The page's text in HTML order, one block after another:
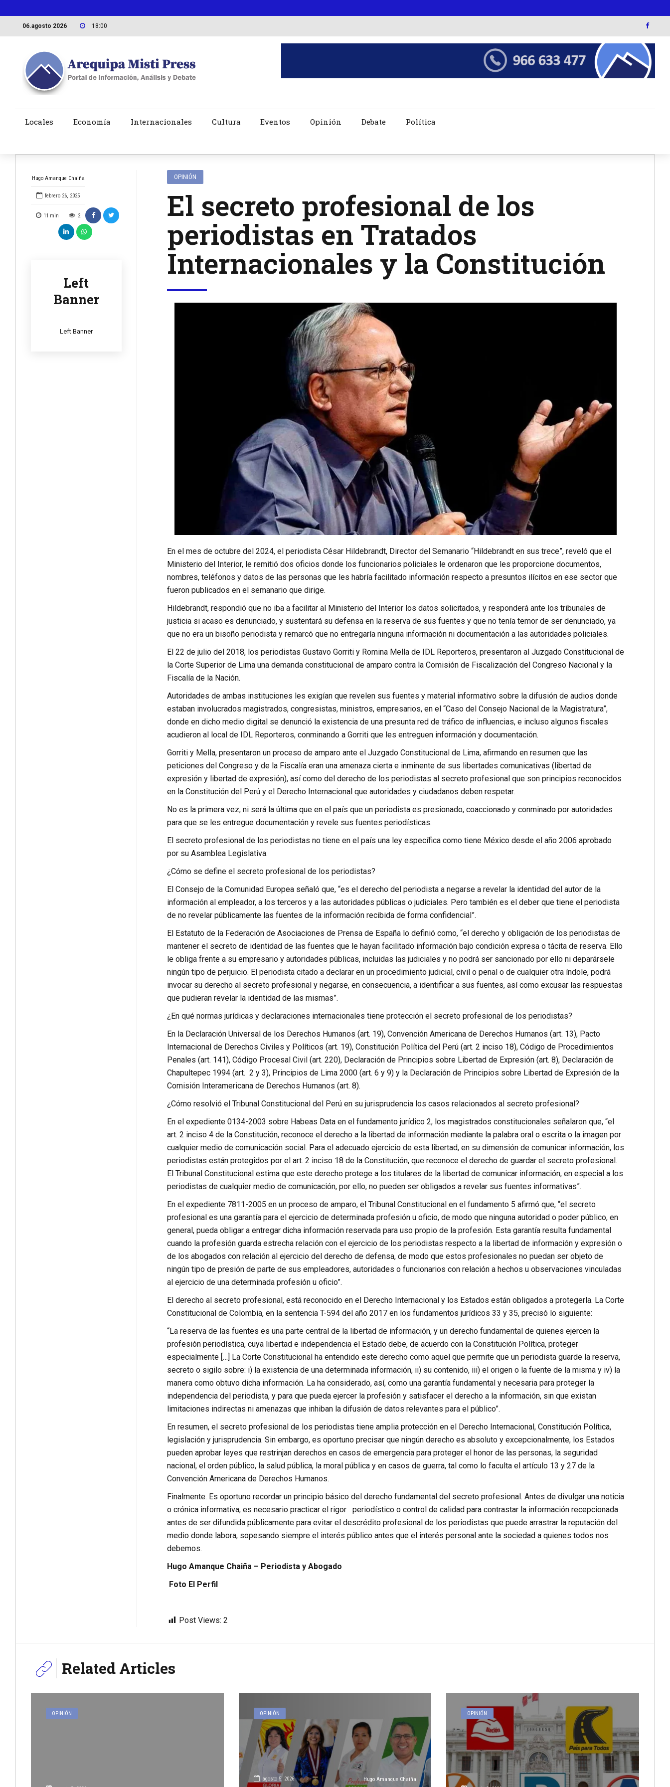
06.agosto 2026 18:00
Locales Economía Internacionales Cultura Eventos Opinión Debate Política
Hugo Amanque Chaiña
febrero 26, 2025
11 min 2
Left
Banner
Left Banner
OPINIÓN
El secreto profesional de los
periodistas en Tratados
Internacionales y la Constitución
En el mes de octubre del 2024, el periodista César Hildebrandt, Director del Semanario “Hildebrandt en sus trece”, reveló que el
Ministerio del Interior, le remitió dos oficios donde los funcionarios policiales le ordenaron que les proporcione documentos,
nombres, teléfonos y datos de las personas que les habría facilitado información respecto a presuntos ilícitos en ese sector que
fueron publicados en el semanario que dirige.
Hildebrandt, respondió que no iba a facilitar al Ministerio del Interior los datos solicitados, y responderá ante los tribunales de
justicia si acaso es denunciado, y sustentará su defensa en la reserva de sus fuentes y que no tenía temor de ser denunciado, ya
que no era un bisoño periodista y remarcó que no entregaría ninguna información ni documentación a las autoridades policiales.
El 22 de julio del 2018, los periodistas Gustavo Gorriti y Romina Mella de IDL Reporteros, presentaron al Juzgado Constitucional de
la Corte Superior de Lima una demanda constitucional de amparo contra la Comisión de Fiscalización del Congreso Nacional y la
Fiscalía de la Nación.
Autoridades de ambas instituciones les exigían que revelen sus fuentes y material informativo sobre la difusión de audios donde
estaban involucrados magistrados, congresistas, ministros, empresarios, en el “Caso del Consejo Nacional de la Magistratura”,
donde en dicho medio digital se denunció la existencia de una presunta red de tráfico de influencias, e incluso algunos fiscales
acudieron al local de IDL Reporteros, conminando a Gorriti que les entreguen información y documentación.
Gorriti y Mella, presentaron un proceso de amparo ante el Juzgado Constitucional de Lima, afirmando en resumen que las
peticiones del Congreso y de la Fiscalía eran una amenaza cierta e inminente de sus libertades comunicativas (libertad de
expresión y libertad de expresión), así como del derecho de los periodistas al secreto profesional que son principios reconocidos
en la Constitución del Perú y el Derecho Internacional que autoridades y ciudadanos deben respetar.
No es la primera vez, ni será la última que en el país que un periodista es presionado, coaccionado y conminado por autoridades
para que se les entregue documentación y revele sus fuentes periodísticas.
El secreto profesional de los periodistas no tiene en el país una ley específica como tiene México desde el año 2006 aprobado
por su Asamblea Legislativa.
¿Cómo se define el secreto profesional de los periodistas?
El Consejo de la Comunidad Europea señaló que, “es el derecho del periodista a negarse a revelar la identidad del autor de la
información al empleador, a los terceros y a las autoridades públicas o judiciales. Pero también es el deber que tiene el periodista
de no revelar públicamente las fuentes de la información recibida de forma confidencial”.
El Estatuto de la Federación de Asociaciones de Prensa de España lo definió como, “el derecho y obligación de los periodistas de
mantener el secreto de identidad de las fuentes que le hayan facilitado información bajo condición expresa o tácita de reserva. Ello
le obliga frente a su empresario y autoridades públicas, incluidas las judiciales y no podrá ser sancionado por ello ni deparársele
ningún tipo de perjuicio. El periodista citado a declarar en un procedimiento judicial, civil o penal o de cualquier otra índole, podrá
invocar su derecho al secreto profesional y negarse, en consecuencia, a identificar a sus fuentes, así como excusar las respuestas
que pudieran revelar la identidad de las mismas”.
¿En qué normas jurídicas y declaraciones internacionales tiene protección el secreto profesional de los periodistas?
En la Declaración Universal de los Derechos Humanos (art. 19), Convención Americana de Derechos Humanos (art. 13), Pacto
Internacional de Derechos Civiles y Políticos (art. 19), Constitución Política del Perú (art. 2 inciso 18), Código de Procedimientos
Penales (art. 141), Código Procesal Civil (art. 220), Declaración de Principios sobre Libertad de Expresión (art. 8), Declaración de
Chapultepec 1994 (art. 2 y 3), Principios de Lima 2000 (art. 6 y 9) y la Declaración de Principios sobre Libertad de Expresión de la
Comisión Interamericana de Derechos Humanos (art. 8).
¿Cómo resolvió el Tribunal Constitucional del Perú en su jurisprudencia los casos relacionados al secreto profesional?
En el expediente 0134-2003 sobre Habeas Data en el fundamento jurídico 2, los magistrados constitucionales señalaron que, “el
art. 2 inciso 4 de la Constitución, reconoce el derecho a la libertad de información mediante la palabra oral o escrita o la imagen por
cualquier medio de comunicación social. Para el adecuado ejercicio de esta libertad, en su dimensión de comunicar información, los
periodistas están protegidos por el art. 2 inciso 18 de la Constitución, que reconoce el derecho de guardar el secreto profesional.
El Tribunal Constitucional estima que este derecho protege a los titulares de la libertad de comunicar información, en especial a los
periodistas de cualquier medio de comunicación, por ello, no pueden ser obligados a revelar sus fuentes informativas”.
En el expediente 7811-2005 en un proceso de amparo, el Tribunal Constitucional en el fundamento 5 afirmó que, “el secreto
profesional es una garantía para el ejercicio de determinada profesión u oficio, de modo que ninguna autoridad o poder público, en
general, pueda obligar a entregar dicha información reservada para uso propio de la profesión. Esta garantía resulta fundamental
cuando la profesión guarda estrecha relación con el ejercicio de los periodistas respecto a la libertad de información y expresión o
de los abogados con relación al ejercicio del derecho de defensa, de modo que estos profesionales no puedan ser objeto de
ningún tipo de presión de parte de sus empleadores, autoridades o funcionarios con relación a hechos u observaciones vinculadas
al ejercicio de una determinada profesión u oficio”.
El derecho al secreto profesional, está reconocido en el Derecho Internacional y los Estados están obligados a protegerla. La Corte
Constitucional de Colombia, en la sentencia T-594 del año 2017 en los fundamentos jurídicos 33 y 35, precisó lo siguiente:
“La reserva de las fuentes es una parte central de la libertad de información, y un derecho fundamental de quienes ejercen la
profesión periodística, cuya libertad e independencia el Estado debe, de acuerdo con la Constitución Política, proteger
especialmente […] La Corte Constitucional ha entendido este derecho como aquel que permite que un periodista guarde la reserva,
secreto o sigilo sobre: i) la existencia de una determinada información, ii) su contenido, iii) el origen o la fuente de la misma y iv) la
manera como obtuvo dicha información. La ha considerado, así, como una garantía fundamental y necesaria para proteger la
independencia del periodista, y para que pueda ejercer la profesión y satisfacer el derecho a la información, sin que existan
limitaciones indirectas ni amenazas que inhiban la difusión de datos relevantes para el público”.
En resumen, el secreto profesional de los periodistas tiene amplia protección en el Derecho Internacional, Constitución Política,
legislación y jurisprudencia. Sin embargo, es oportuno precisar que ningún derecho es absoluto y excepcionalmente, los Estados
pueden aprobar leyes que restrinjan derechos en casos de emergencia para proteger el honor de las personas, la seguridad
nacional, el orden público, la salud pública, la moral pública y en casos de guerra, tal como lo faculta el artículo 13 y 27 de la
Convención Americana de Derechos Humanos.
Finalmente. Es oportuno recordar un principio básico del derecho fundamental del secreto profesional. Antes de divulgar una noticia
o crónica informativa, es necesario practicar el rigor periodístico o control de calidad para contrastar la información recepcionada
antes de ser difundida públicamente para evitar el descrédito profesional de los periodistas que puede arrastrar la reputación del
medio donde labora, sopesando siempre el interés público antes que el interés personal ante la sociedad a quienes todos nos
debemos.
Hugo Amanque Chaiña – Periodista y Abogado
Foto El Perfil
Post Views: 2
Related Articles
OPINIÓN OPINIÓN
agosto 5, 2026 Hugo Amanque Chaiña
OPINIÓN